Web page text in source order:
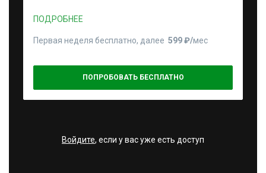
ПОДРОБНЕЕ
Первая неделя бесплатно, далее 599 ₽⁠/⁠мес
ПОПРОБОВАТЬ БЕСПЛАТНО
Войдите, если у вас уже есть доступ